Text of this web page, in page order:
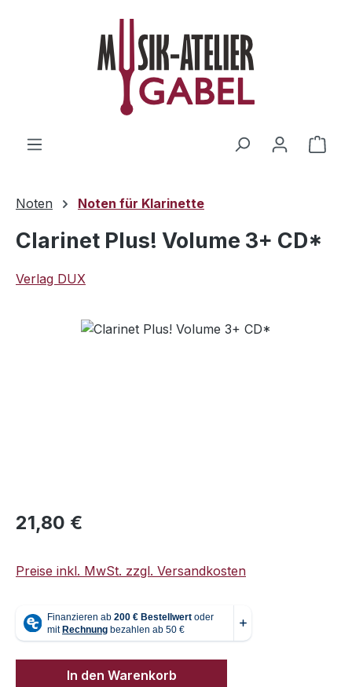
Zum Hauptinhalt springen
Noten Noten für Klarinette
Clarinet Plus! Volume 3+ CD*
Verlag DUX
Bildergalerie überspringen
Regulärer Preis:
21,80 €
Preise inkl. MwSt. zzgl. Versandkosten
In den Warenkorb